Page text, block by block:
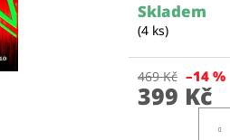
Skladem
(4 ks)
469 Kč –14 %
399 Kč